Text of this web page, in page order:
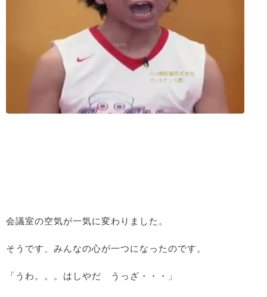
会議室の空気が一気に変わりました。
そうです、みんなの心が一つになったのです。
「うわ。。。はしやだ うっざ・・・」